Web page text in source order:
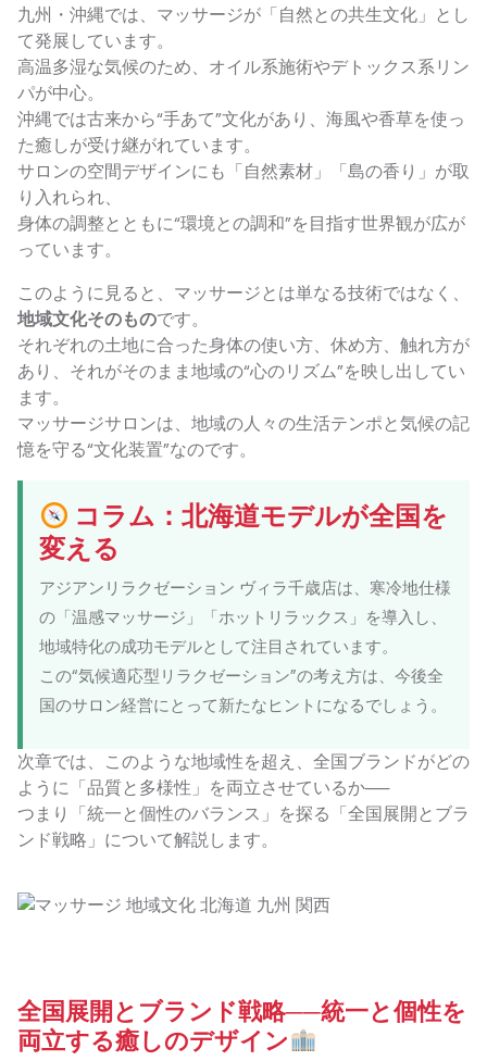
九州・沖縄では、マッサージが「自然との共生文化」とし
て発展しています。
高温多湿な気候のため、オイル系施術やデトックス系リン
パが中心。
沖縄では古来から“手あて”文化があり、海風や香草を使っ
た癒しが受け継がれています。
サロンの空間デザインにも「自然素材」「島の香り」が取
り入れられ、
身体の調整とともに“環境との調和”を目指す世界観が広が
っています。
このように見ると、マッサージとは単なる技術ではなく、
地域文化そのものです。
それぞれの土地に合った身体の使い方、休め方、触れ方が
あり、それがそのまま地域の“心のリズム”を映し出してい
ます。
マッサージサロンは、地域の人々の生活テンポと気候の記
憶を守る“文化装置”なのです。
コラム：北海道モデルが全国を
変える
アジアンリラクゼーション ヴィラ千歳店は、寒冷地仕様
の「温感マッサージ」「ホットリラックス」を導入し、
地域特化の成功モデルとして注目されています。
この“気候適応型リラクゼーション”の考え方は、今後全
国のサロン経営にとって新たなヒントになるでしょう。
次章では、このような地域性を超え、全国ブランドがどの
ように「品質と多様性」を両立させているか──
つまり「統一と個性のバランス」を探る「全国展開とブラ
ンド戦略」について解説します。
全国展開とブランド戦略──統一と個性を
両立する癒しのデザイン